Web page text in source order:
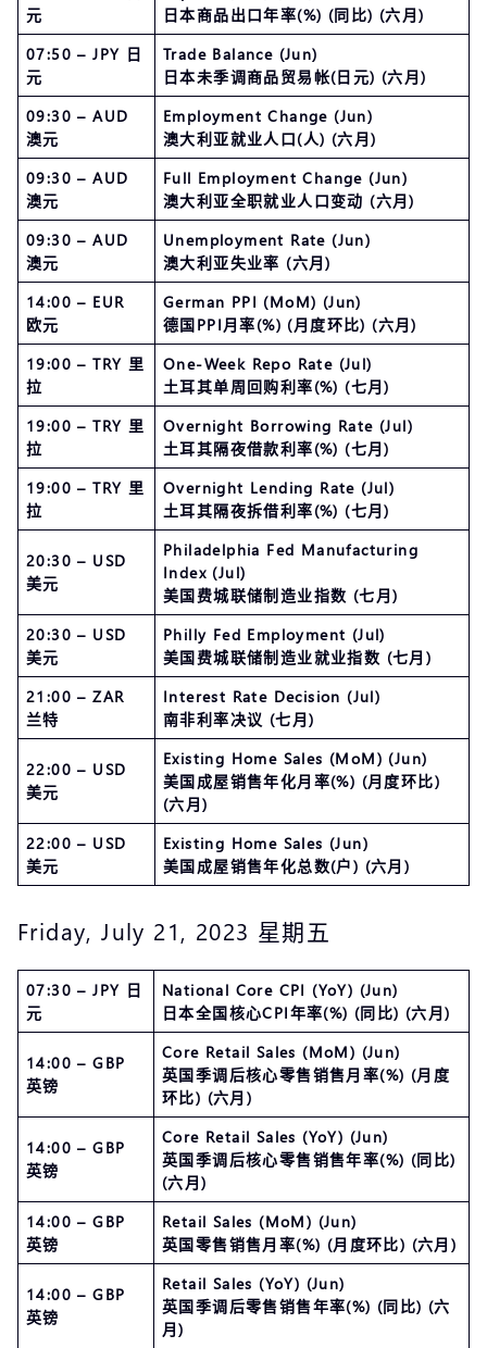
元
日本商品出口年率(%) (同比) (六月)
07:50 – JPY 日
元
Trade Balance (Jun)
日本未季调商品贸易帐(日元) (六月)
09:30 – AUD
澳元
Employment Change (Jun)
澳大利亚就业人口(人) (六月)
09:30 – AUD
澳元
Full Employment Change (Jun)
澳大利亚全职就业人口变动 (六月)
09:30 – AUD
澳元
Unemployment Rate (Jun)
澳大利亚失业率 (六月)
14:00 – EUR
欧元
German PPI (MoM) (Jun)
德国PPI月率(%) (月度环比) (六月)
19:00 – TRY 里
拉
One-Week Repo Rate (Jul)
土耳其单周回购利率(%) (七月)
19:00 – TRY 里
拉
Overnight Borrowing Rate (Jul)
土耳其隔夜借款利率(%) (七月)
19:00 – TRY 里
拉
Overnight Lending Rate (Jul)
土耳其隔夜拆借利率(%) (七月)
20:30 – USD
美元
Philadelphia Fed Manufacturing
Index (Jul)
美国费城联储制造业指数 (七月)
20:30 – USD
美元
Philly Fed Employment (Jul)
美国费城联储制造业就业指数 (七月)
21:00 – ZAR
兰特
Interest Rate Decision (Jul)
南非利率决议 (七月)
22:00 – USD
美元
Existing Home Sales (MoM) (Jun)
美国成屋销售年化月率(%) (月度环比)
(六月)
22:00 – USD
美元
Existing Home Sales (Jun)
美国成屋销售年化总数(户) (六月)
Friday, July 21, 2023 星期五
07:30 – JPY 日
元
National Core CPI (YoY) (Jun)
日本全国核心CPI年率(%) (同比) (六月)
14:00 – GBP
英镑
Core Retail Sales (MoM) (Jun)
英国季调后核心零售销售月率(%) (月度
环比) (六月)
14:00 – GBP
英镑
Core Retail Sales (YoY) (Jun)
英国季调后核心零售销售年率(%) (同比)
(六月)
14:00 – GBP
英镑
Retail Sales (MoM) (Jun)
英国零售销售月率(%) (月度环比) (六月)
14:00 – GBP
英镑
Retail Sales (YoY) (Jun)
英国季调后零售销售年率(%) (同比) (六
月)